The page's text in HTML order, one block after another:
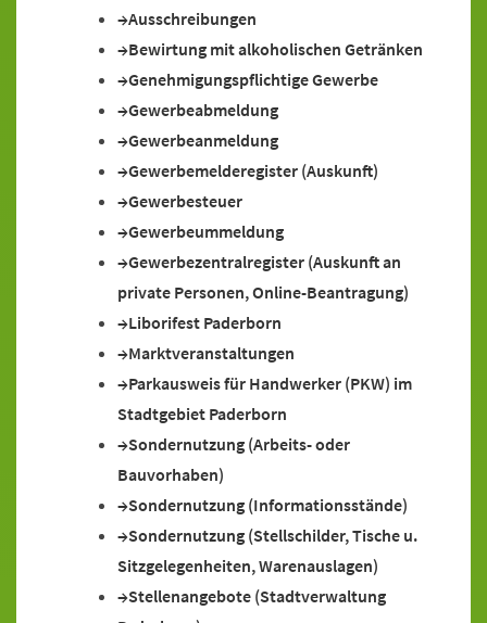
Ausschreibungen
Bewirtung mit alkoholischen Getränken
Genehmigungspflichtige Gewerbe
Gewerbeabmeldung
Gewerbeanmeldung
Gewerbemelderegister (Auskunft)
Gewerbesteuer
Gewerbeummeldung
Gewerbezentralregister (Auskunft an
private Personen, Online-Beantragung)
Liborifest Paderborn
Marktveranstaltungen
Parkausweis für Handwerker (PKW) im
Stadtgebiet Paderborn
Sondernutzung (Arbeits- oder
Bauvorhaben)
Sondernutzung (Informationsstände)
Sondernutzung (Stellschilder, Tische u.
Sitzgelegenheiten, Warenauslagen)
Stellenangebote (Stadtverwaltung